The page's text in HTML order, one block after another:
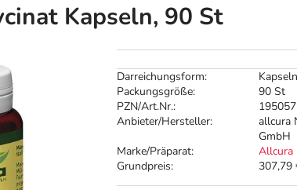
Kapseln, 90 St
Darreichungsform:
Kapseln
Packungsgröße:
90 St
PZN/Art.Nr.:
Anbieter/Hersteller:
allcura
GmbH
Marke/Präparat:
Allcura
Grundpreis:
307,79